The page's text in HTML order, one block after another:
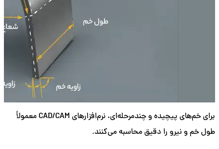
برای خم‌های پیچیده و چندمرحله‌ای، نرم‌افزارهای CAD/CAM معمولاً
طول خم و نیرو را دقیق محاسبه می‌کنند.